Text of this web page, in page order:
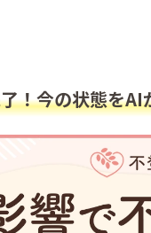
！今の状態をAI